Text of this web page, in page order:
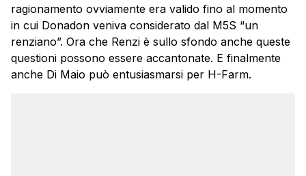
ragionamento ovviamente era valido fino al momento
in cui Donadon veniva considerato dal M5S “un
renziano”. Ora che Renzi è sullo sfondo anche queste
questioni possono essere accantonate. E finalmente
anche Di Maio può entusiasmarsi per H-Farm.